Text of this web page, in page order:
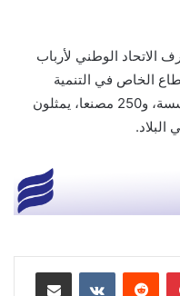
الوطني لأرباب
الخاص في التنمية
الاقتصادية للبلد، 11 مجموعة، و75 مؤسسة، و250 مصنعا، يمثلون
بينتيريست مشاركة عبر البريد